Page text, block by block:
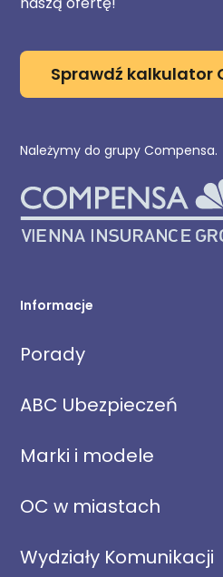
Sprawdź kalkulator
Należymy do grupy Compensa.
Informacje
Porady
ABC Ubezpieczeń
Marki i modele
OC w miastach
Wydziały Komunikacji